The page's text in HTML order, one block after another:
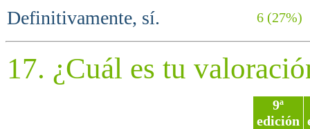
Definitivamente, sí. 6 (27%)
17. ¿Cuál es tu
9ª
edición